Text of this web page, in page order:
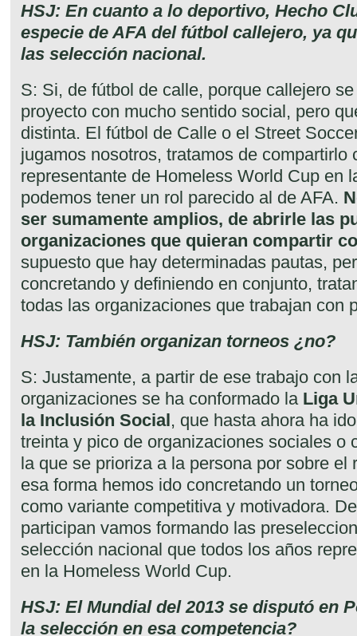
HSJ: En cuanto a lo deportivo, Hecho
especie de AFA del fútbol callejero, ya
las selección nacional.
S: Si, de fútbol de calle, porque callejero
proyecto con mucho sentido social, pero
distinta. El fútbol de Calle o el Street
jugamos nosotros, tratamos de compartirlo
representante de Homeless World Cup en
podemos tener un rol parecido al de AFA.
ser sumamente amplios, de abrirle las
organizaciones que quieran compartir
supuesto que hay determinadas pautas,
concretando y definiendo en conjunto,
todas las organizaciones que trabajan con
HSJ: También organizan torneos ¿no?
S: Justamente, a partir de ese trabajo con
organizaciones se ha conformado la Liga
la Inclusión Social, que hasta ahora ha
treinta y pico de organizaciones sociales o
la que se prioriza a la persona por sobre el
esa forma hemos ido concretando un
como variante competitiva y motivadora.
participan vamos formando las
selección nacional que todos los años
en la Homeless World Cup.
HSJ: El Mundial del 2013 se disputó en
la selección en esa competencia?